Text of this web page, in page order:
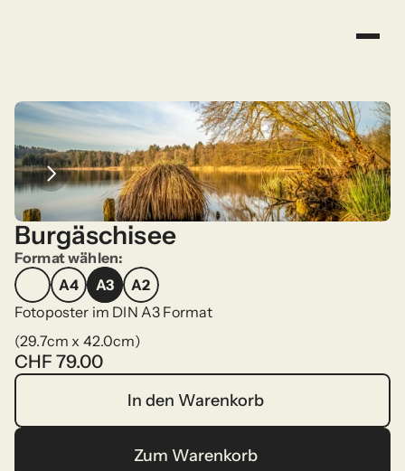
Burgäschisee
Format wählen:
A4
A4
A3
A3
A2
A2
Fotoposter im DIN A3 Format
(29.7cm x 42.0cm)
CHF 79.00
In den Warenkorb
In den Warenkorb
Zum Warenkorb